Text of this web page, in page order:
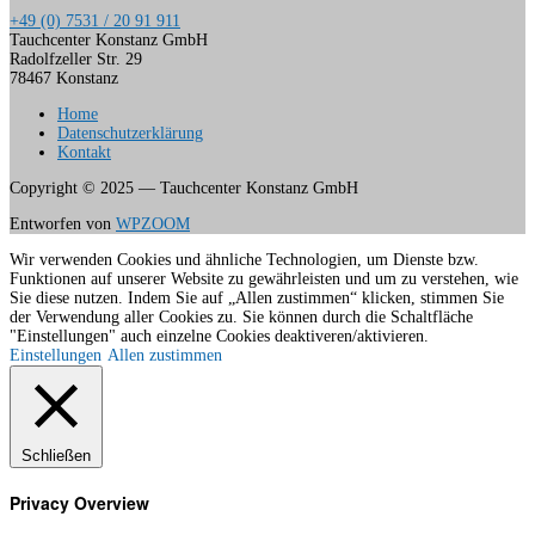
+49 (0) 7531 / 20 91 911
Tauchcenter Konstanz GmbH
Radolfzeller Str. 29
78467 Konstanz
Home
Datenschutzerklärung
Kontakt
Copyright © 2025 — Tauchcenter Konstanz GmbH
Entworfen von WPZOOM
Wir verwenden Cookies und ähnliche Technologien, um Dienste bzw.
Funktionen auf unserer Website zu gewährleisten und um zu verstehen, wie
Sie diese nutzen. Indem Sie auf „Allen zustimmen“ klicken, stimmen Sie
der Verwendung aller Cookies zu. Sie können durch die Schaltfläche
"Einstellungen" auch einzelne Cookies deaktiveren/aktivieren.
Einstellungen Allen zustimmen
Schließen
Privacy Overview